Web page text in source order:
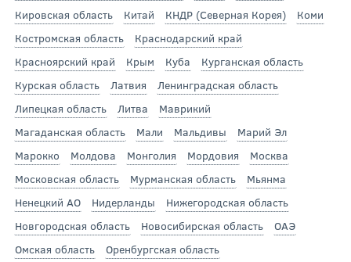
Кировская область
Китай КНДР (Северная Корея)
Коми
Костромская область
Краснодарский край
Красноярский край
Крым Куба
Курганская область
Курская область
Латвия
Ленинградская область
Липецкая область
Литва
Маврикий
Магаданская область
Мали Мальдивы
Марий Эл
Марокко
Молдова Монголия Мордовия
Москва
Московская область
Мурманская область
Мьянма
Ненецкий АО
Нидерланды
Нижегородская область
Новгородская область
Новосибирская область
ОАЭ
Омская область
Оренбургская область